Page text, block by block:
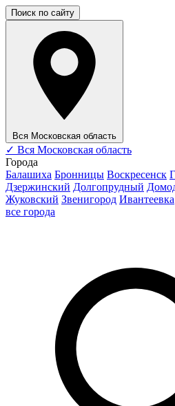
Поиск по сайту
Вся Московская область
✓ Вся Московская область
Города
Балашиха Бронницы Воскресенск
Дзержинский Долгопрудный
Жуковский Звенигород Ивантеевка
все города